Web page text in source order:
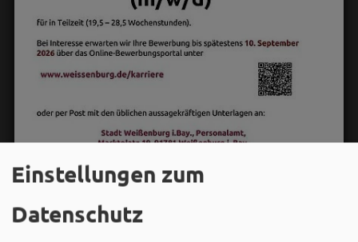
Stadt Weißenburg i.Bay.
Einstellungen zum
Datenschutz